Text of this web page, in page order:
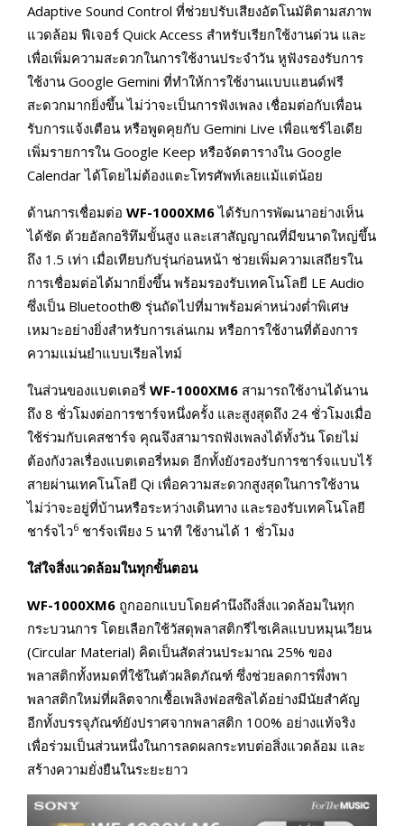
Adaptive Sound Control ที่ช่วยปรับเสียงอัตโนมัติตามสภาพ
แวดล้อม ฟีเจอร์ Quick Access สำหรับเรียกใช้งานด่วน และ
เพื่อเพิ่มความสะดวกในการใช้งานประจำวัน หูฟังรองรับการ
ใช้งาน Google Gemini ที่ทำให้การใช้งานแบบแฮนด์ฟรี
สะดวกมากยิ่งขึ้น ไม่ว่าจะเป็นการฟังเพลง เชื่อมต่อกับเพื่อน
รับการแจ้งเตือน หรือพูดคุยกับ Gemini Live เพื่อแชร์ไอเดีย
เพิ่มรายการใน Google Keep หรือจัดตารางใน Google
Calendar ได้โดยไม่ต้องแตะโทรศัพท์เลยแม้แต่น้อย
ด้านการเชื่อมต่อ WF-1000XM6ได้รับการพัฒนาอย่างเห็น
ได้ชัด ด้วยอัลกอริทึมขั้นสูง และเสาสัญญาณที่มีขนาดใหญ่ขึ้น
ถึง 1.5 เท่า เมื่อเทียบกับรุ่นก่อนหน้า ช่วยเพิ่มความเสถียรใน
การเชื่อมต่อได้มากยิ่งขึ้น พร้อมรองรับเทคโนโลยี LE Audio
ซึ่งเป็น Bluetooth® รุ่นถัดไปที่มาพร้อมค่าหน่วงต่ำพิเศษ
เหมาะอย่างยิ่งสำหรับการเล่นเกม หรือการใช้งานที่ต้องการ
ความแม่นยำแบบเรียลไทม์
ในส่วนของแบตเตอรี่ WF-1000XM6 สามารถใช้งานได้นาน
ถึง 8 ชั่วโมงต่อการชาร์จหนึ่งครั้ง และสูงสุดถึง 24 ชั่วโมงเมื่อ
ใช้ร่วมกับเคสชาร์จ คุณจึงสามารถฟังเพลงได้ทั้งวัน โดยไม่
ต้องกังวลเรื่องแบตเตอรี่หมด อีกทั้งยังรองรับการชาร์จแบบไร้
สายผ่านเทคโนโลยี Qi เพื่อความสะดวกสูงสุดในการใช้งาน
ไม่ว่าจะอยู่ที่บ้านหรือระหว่างเดินทาง และรองรับเทคโนโลยี
ชาร์จไว6 ชาร์จเพียง 5 นาที ใช้งานได้ 1 ชั่วโมง
ใส่ใจสิ่งแวดล้อมในทุกขั้นตอน
WF-1000XM6 ถูกออกแบบโดยคำนึงถึงสิ่งแวดล้อมในทุก
กระบวนการ โดยเลือกใช้วัสดุพลาสติกรีไซเคิลแบบหมุนเวียน
(Circular Material) คิดเป็นสัดส่วนประมาณ 25% ของ
พลาสติกทั้งหมดที่ใช้ในตัวผลิตภัณฑ์ ซึ่งช่วยลดการพึ่งพา
พลาสติกใหม่ที่ผลิตจากเชื้อเพลิงฟอสซิลได้อย่างมีนัยสำคัญ
อีกทั้งบรรจุภัณฑ์ยังปราศจากพลาสติก 100% อย่างแท้จริง
เพื่อร่วมเป็นส่วนหนึ่งในการลดผลกระทบต่อสิ่งแวดล้อม และ
สร้างความยั่งยืนในระยะยาว